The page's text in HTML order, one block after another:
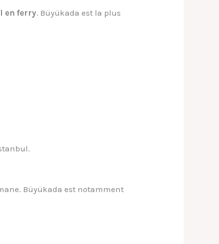
en ferry. Büyükada est la plus
Büyükada est notamment